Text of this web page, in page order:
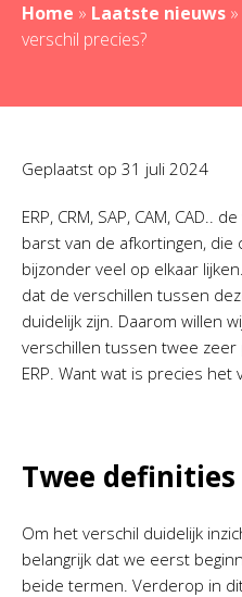
Home » Laatste nieuws »
verschil precies?
Geplaatst op 31 juli 2024
ERP, CRM, SAP, CAM, CAD..
barst van de afkortingen,
bijzonder veel op elkaar
dat de verschillen tussen
duidelijk zijn. Daarom willen
verschillen tussen twee
ERP. Want wat is precies
Twee definities
Om het verschil duidelijk
belangrijk dat we eerst
beide termen. Verderop in